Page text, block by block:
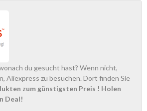
du gesucht hast? Wenn nicht,
Aliexpress zu besuchen. Dort finden Sie
zum günstigsten Preis ! Holen
Deal!